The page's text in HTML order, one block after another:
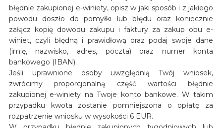
błędnie zakupionej e-winiety, opisz w jaki sposób i z jakiego
powodu doszło do pomyłki lub błędu oraz koniecznie
załącz kopię dowodu zakupu i faktury za zakup obu e-
winiet, czyli błędną i prawidłową oraz podaj swoje dane
(imię, nazwisko, adres, poczta) oraz numer konta
bankowego (IBAN).
Jeśli uprawnione osoby uwzględnią Twój wniosek,
zwrócimy proporcjonalną część wartości błędnie
zakupionej e-winiety na Twoje konto bankowe. W takim
przypadku kwota zostanie pomniejszona o opłatę za
rozpatrzenie wniosku w wysokości 6 EUR.